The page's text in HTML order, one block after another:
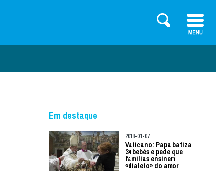
Em destaque
2018-01-07
Vaticano: Papa batiza
34 bebés e pede que
famílias ensinem
«dialeto» do amor